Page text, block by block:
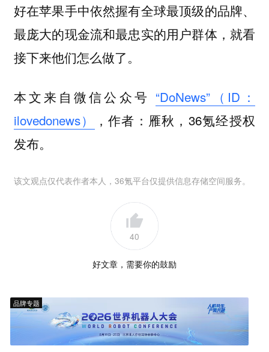
好在苹果手中依然握有全球最顶级的品牌、
最庞大的现金流和最忠实的用户群体，就看
接下来他们怎么做了。
本文来自微信公众号 “DoNews”（ID：
ilovedonews）
，作者：雁秋，36氪经授权
发布。
该文观点仅代表作者本人，36氪平台仅提供信息存储空间服务。
40
好文章，需要你的鼓励
品牌专题